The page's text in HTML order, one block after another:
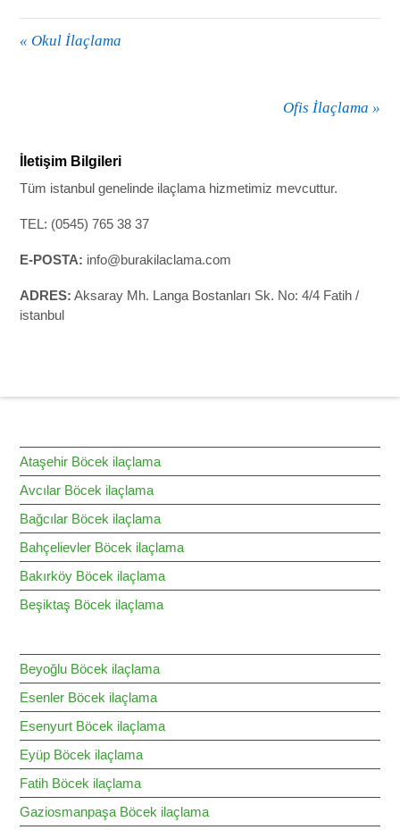
« Okul İlaçlama
Ofis İlaçlama »
İletişim Bilgileri
Tüm istanbul genelinde ilaçlama hizmetimiz mevcuttur.
TEL: (0545) 765 38 37
E-POSTA: info@burakilaclama.com
ADRES: Aksaray Mh. Langa Bostanları Sk. No: 4/4 Fatih /
istanbul
Ataşehir Böcek ilaçlama
Avcılar Böcek ilaçlama
Bağcılar Böcek ilaçlama
Bahçelievler Böcek ilaçlama
Bakırköy Böcek ilaçlama
Beşiktaş Böcek ilaçlama
Beyoğlu Böcek ilaçlama
Esenler Böcek ilaçlama
Esenyurt Böcek ilaçlama
Eyüp Böcek ilaçlama
Fatih Böcek ilaçlama
Gaziosmanpaşa Böcek ilaçlama